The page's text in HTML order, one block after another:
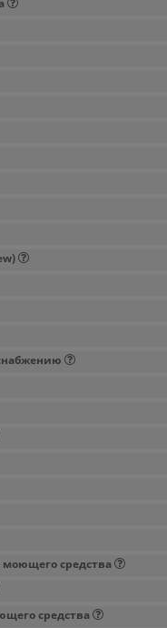
моющего средства
средства